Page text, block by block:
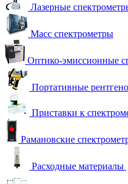
Лазерные
Масс спектрометры
Оптико-эмиссионные
Портативные
Приставки к
Рамановские
Расходные материалы